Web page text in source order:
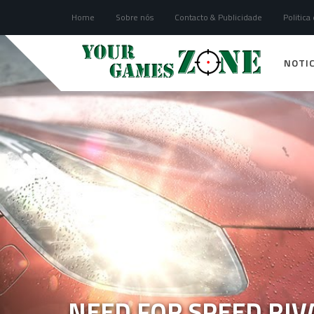
Home Sobre nós Contacto & Publicidade Politica